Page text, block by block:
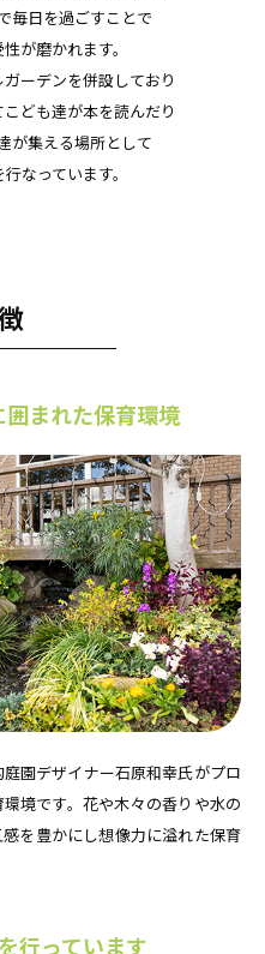
毎日を過ごすことで
が磨かれます。
ーデンを併設しており
ども達が本を読んだり
が集える場所として
なっています。
まれた保育環境
園デザイナー石原和幸氏がプロ
境です。花や木々の香りや水の
を豊かにし想像力に溢れた保育
行っています